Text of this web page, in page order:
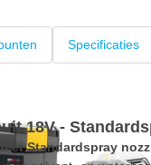
Specificaties
18V -
Standardspray